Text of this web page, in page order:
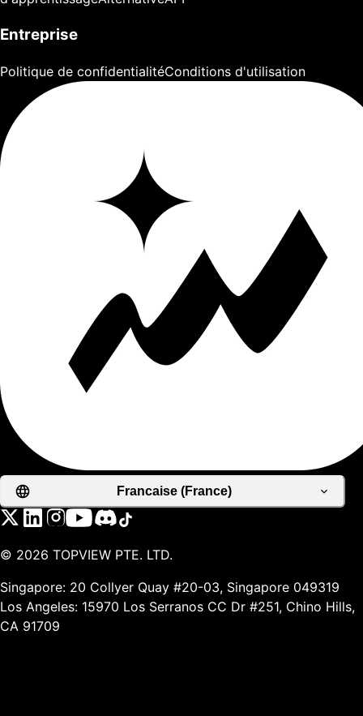
Entreprise
Politique de confidentialitéConditions d'utilisation
Francaise (France)
© 2026 TOPVIEW PTE. LTD.
Singapore: 20 Collyer Quay #20-03, Singapore 049319
Los Angeles: 15970 Los Serranos CC Dr #251, Chino Hills,
CA 91709